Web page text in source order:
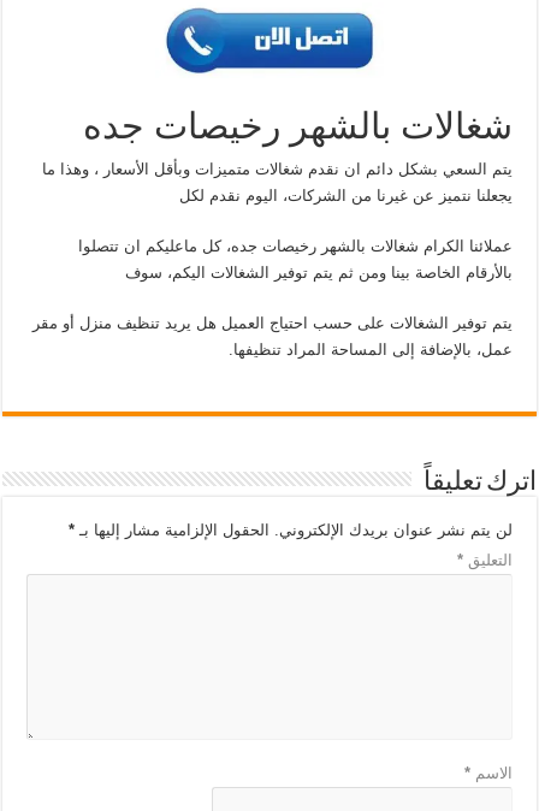
شغالات بالشهر رخيصات جده
يتم السعي بشكل دائم ان نقدم شغالات متميزات وبأقل الأسعار ، وهذا ما
يجعلنا نتميز عن غيرنا من الشركات، اليوم نقدم لكل
عملائنا الكرام شغالات بالشهر رخيصات جده، كل ماعليكم ان تتصلوا
بالأرقام الخاصة بينا ومن ثم يتم توفير الشغالات اليكم، سوف
يتم توفير الشغالات على حسب احتياج العميل هل يريد تنظيف منزل أو مقر
عمل، بالإضافة إلى المساحة المراد تنظيفها.
اترك تعليقاً
لن يتم نشر عنوان بريدك الإلكتروني. الحقول الإلزامية مشار إليها بـ*
التعليق*
الاسم*